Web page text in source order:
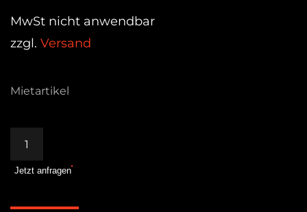
MwSt nicht anwendbar
zzgl. Versand
Mietartikel
Box
Jetzt anfragen